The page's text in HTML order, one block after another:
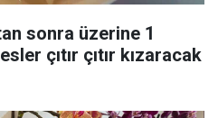
sonra üzerine 1
çıtır çıtır kızaracak